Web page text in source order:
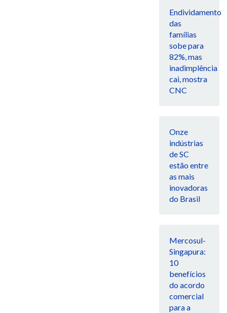
Endividamento
das
famílias
sobe para
82%, mas
inadimplência
cai, mostra
CNC
Onze
indústrias
de SC
estão entre
as mais
inovadoras
do Brasil
Mercosul-
Singapura:
10
benefícios
do acordo
comercial
para a